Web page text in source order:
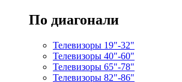
По диагонали
Телевизоры 19"-32"
Телевизоры 40"-60"
Телевизоры 65"-78"
Телевизоры 82"-86"